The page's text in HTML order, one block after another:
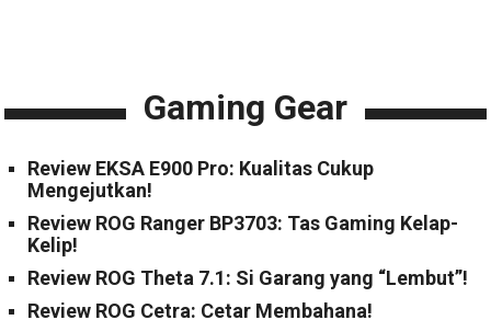
Gaming Gear
Review EKSA E900 Pro: Kualitas Cukup
Mengejutkan!
Review ROG Ranger BP3703: Tas Gaming Kelap-
Kelip!
Review ROG Theta 7.1: Si Garang yang “Lembut”!
Review ROG Cetra: Cetar Membahana!